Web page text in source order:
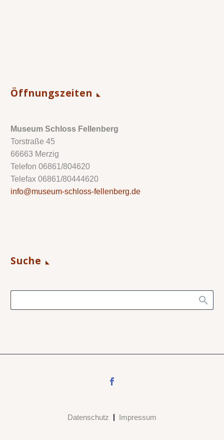
Öffnungszeiten
Museum Schloss Fellenberg
Torstraße 45
66663 Merzig
Telefon 06861/804620
Telefax 06861/80444620
info@museum-schloss-fellenberg.de
Suche
Datenschutz Impressum